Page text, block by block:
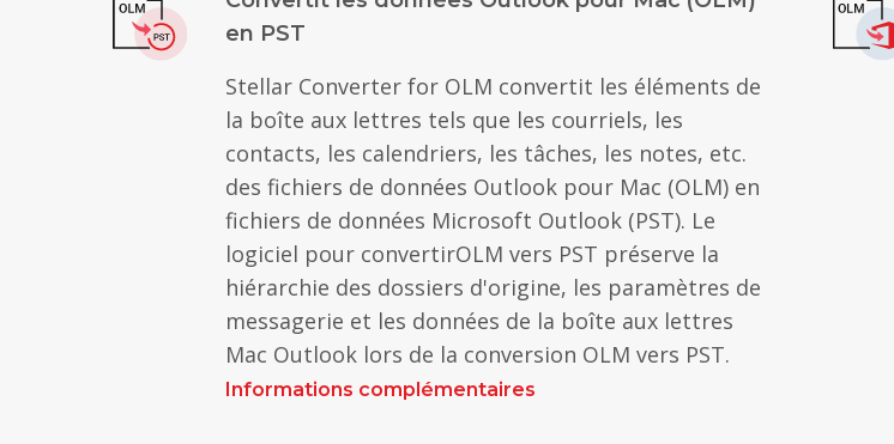
en PST
Stellar Converter for OLM convertit les éléments de
la boîte aux lettres tels que les courriels, les
contacts, les calendriers, les tâches, les notes, etc.
des fichiers de données Outlook pour Mac (OLM) en
fichiers de données Microsoft Outlook (PST). Le
logiciel pour convertirOLM vers PST préserve la
hiérarchie des dossiers d'origine, les paramètres de
messagerie et les données de la boîte aux lettres
Mac Outlook lors de la conversion OLM vers PST.
Informations complémentaires